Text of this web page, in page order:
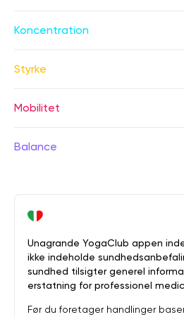
Koncentration
Styrke
Mobilitet
Balance
Unagrande YogaClub appen
ikke indeholde
sundhed tilsigter generel
erstatning for professionel
Før du foretager handlinger